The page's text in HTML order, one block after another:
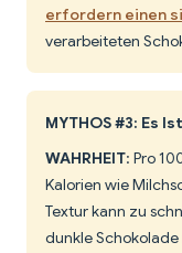
erfordern einen
verarbeiteten
MYTHOS #3: Es
WAHRHEIT: Pro
Kalorien wie
Textur kann zu
dunkle